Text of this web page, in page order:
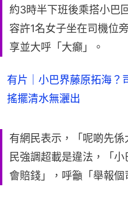
約3時半下班後乘搭小巴
容許1名女子坐在司機位
享並大呼「大癲」。
有片｜小巴界藤原拓海
搖擺清水無灑出
有網民表示，「呢啲先
民強調超載是違法，「
會賠錢」，呼籲「舉報個